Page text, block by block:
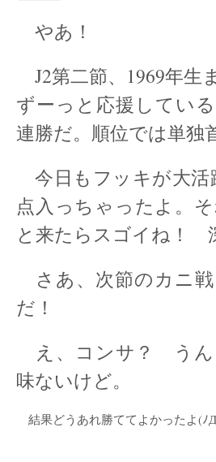
やあ！
J2第二節、1969年生
ずーっと応援してい
連勝だ。順位では単独
今日もフッキが大活
点入っちゃったよ。
と来たらスゴイね！
さあ、次節のカニ
だ！
え、コンサ？ うん
味ないけど。
結果どうあれ勝ててよかったよ(ﾉ